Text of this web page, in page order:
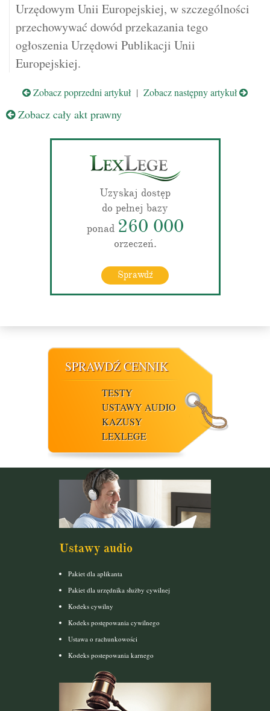
Urzędowym Unii Europejskiej, w szczególności
przechowywać dowód przekazania tego
ogłoszenia Urzędowi Publikacji Unii
Europejskiej.
Zobacz poprzedni artykuł | Zobacz następny artykuł
Zobacz cały akt prawny
Uzyskaj dostęp
do pełnej bazy
ponad 260 000
orzeczeń.
Sprawdź
SPRAWDŹ CENNIK
TESTY
USTAWY AUDIO
KAZUSY
LEXLEGE
Ustawy audio
Pakiet dla aplikanta
Pakiet dla urzędnika służby cywilnej
Kodeks cywilny
Kodeks postępowania cywilnego
Ustawa o rachunkowości
Kodeks postepowania karnego